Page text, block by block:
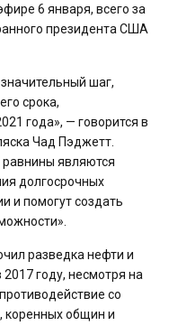
6 января, всего за
президента США
шаг,
срока,
года», — говорится в
Чад Пэджетт.
являются
долгосрочных
и помогут создать
разведка нефти и
году, несмотря на
со
коренных общин и